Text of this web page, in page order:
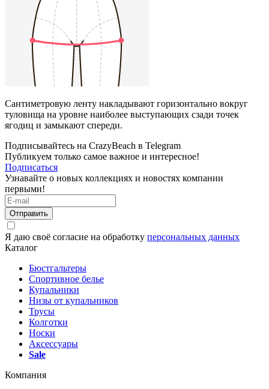
Сантиметровую ленту накладывают горизонтально вокруг
туловища на уровне наиболее выступающих сзади точек
ягодиц и замыкают спереди.
Подписывайтесь на CrazyBeach в Telegram
Публикуем только самое важное и интересное!
Подписаться
Узнавайте о новых коллекциях и новостях компании
первыми!
Отправить
Я даю своё согласие на обработку персональных данных
Каталог
Бюстгальтеры
Спортивное белье
Купальники
Низы от купальников
Трусы
Колготки
Носки
Аксессуары
Sale
Компания